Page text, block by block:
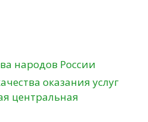
народов России
оказания услуг
центральная